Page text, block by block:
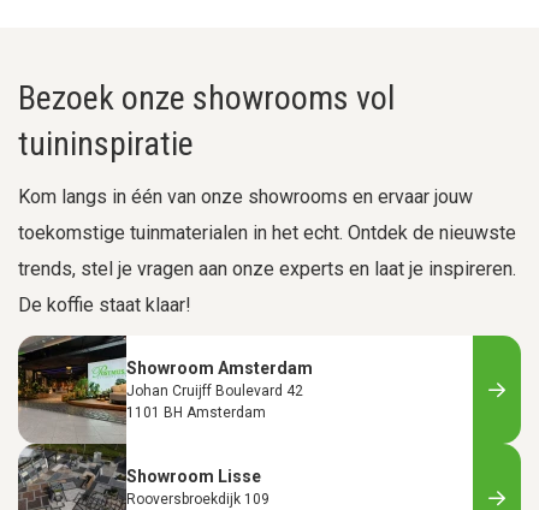
Bezoek onze showrooms vol
tuininspiratie
Kom langs in één van onze showrooms en ervaar jouw
toekomstige tuinmaterialen in het echt. Ontdek de nieuwste
trends, stel je vragen aan onze experts en laat je inspireren.
De koffie staat klaar!
Showroom Amsterdam
Johan Cruijff Boulevard 42
1101 BH Amsterdam
Showroom Lisse
Rooversbroekdijk 109